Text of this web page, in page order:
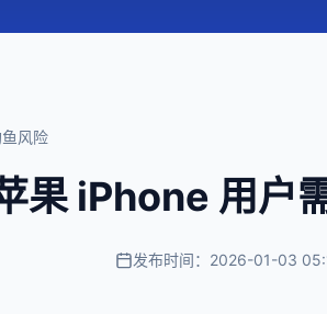
风险
果 iPhone 用户
发布时间：2026-01-03